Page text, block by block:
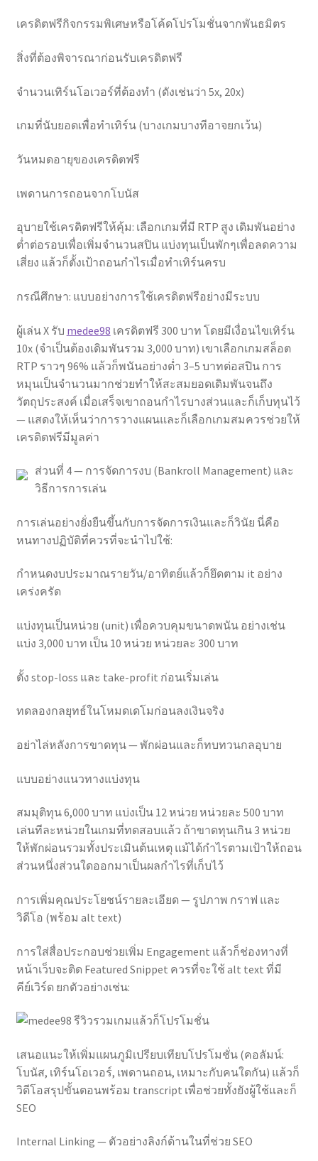
เครดิตฟรีกิจกรรมพิเศษหรือโค้ดโปรโมชั่นจากพันธมิตร
สิ่งที่ต้องพิจารณาก่อนรับเครดิตฟรี
จำนวนเทิร์นโอเวอร์ที่ต้องทำ (ดังเช่นว่า 5x, 20x)
เกมที่นับยอดเพื่อทำเทิร์น (บางเกมบางทีอาจยกเว้น)
วันหมดอายุของเครดิตฟรี
เพดานการถอนจากโบนัส
อุบายใช้เครดิตฟรีให้คุ้ม: เลือกเกมที่มี RTP สูง เดิมพันอย่าง
ต่ำต่อรอบเพื่อเพิ่มจำนวนสปิน แบ่งทุนเป็นพักๆเพื่อลดความ
เสี่ยง แล้วก็ตั้งเป้าถอนกำไรเมื่อทำเทิร์นครบ
กรณีศึกษา: แบบอย่างการใช้เครดิตฟรีอย่างมีระบบ
ผู้เล่น X รับ medee98 เครดิตฟรี 300 บาท โดยมีเงื่อนไขเทิร์น
10x (จำเป็นต้องเดิมพันรวม 3,000 บาท) เขาเลือกเกมสล็อต
RTP ราวๆ 96% แล้วก็พนันอย่างต่ำ 3–5 บาทต่อสปิน การ
หมุนเป็นจำนวนมากช่วยทำให้สะสมยอดเดิมพันจนถึง
วัตถุประสงค์ เมื่อเสร็จเขาถอนกำไรบางส่วนและก็เก็บทุนไว้
— แสดงให้เห็นว่าการวางแผนและก็เลือกเกมสมควรช่วยให้
เครดิตฟรีมีมูลค่า
ส่วนที่ 4 — การจัดการงบ (Bankroll Management) และ
วิธีการการเล่น
การเล่นอย่างยั่งยืนขึ้นกับการจัดการเงินและก็วินัย นี่คือ
หนทางปฏิบัติที่ควรที่จะนำไปใช้:
กำหนดงบประมาณรายวัน/อาทิตย์แล้วก็ยึดตาม it อย่าง
เคร่งครัด
แบ่งทุนเป็นหน่วย (unit) เพื่อควบคุมขนาดพนัน อย่างเช่น
แบ่ง 3,000 บาท เป็น 10 หน่วย หน่วยละ 300 บาท
ตั้ง stop-loss และ take-profit ก่อนเริ่มเล่น
ทดลองกลยุทธ์ในโหมดเดโมก่อนลงเงินจริง
อย่าไล่หลังการขาดทุน — พักผ่อนและก็ทบทวนกลอุบาย
แบบอย่างแนวทางแบ่งทุน
สมมุติทุน 6,000 บาท แบ่งเป็น 12 หน่วย หน่วยละ 500 บาท
เล่นทีละหน่วยในเกมที่ทดสอบแล้ว ถ้าขาดทุนเกิน 3 หน่วย
ให้พักผ่อนรวมทั้งประเมินต้นเหตุ แม้ได้กำไรตามเป้าให้ถอน
ส่วนหนึ่งส่วนใดออกมาเป็นผลกำไรที่เก็บไว้
การเพิ่มคุณประโยชน์รายละเอียด — รูปภาพ กราฟ และ
วิดีโอ (พร้อม alt text)
การใส่สื่อประกอบช่วยเพิ่ม Engagement แล้วก็ช่องทางที่
หน้าเว็บจะติด Featured Snippet ควรที่จะใช้ alt text ที่มี
คีย์เวิร์ด ยกตัวอย่างเช่น:
เสนอแนะให้เพิ่มแผนภูมิเปรียบเทียบโปรโมชั่น (คอลัมน์:
โบนัส, เทิร์นโอเวอร์, เพดานถอน, เหมาะกับคนใดกัน) แล้วก็
วิดีโอสรุปขั้นตอนพร้อม transcript เพื่อช่วยทั้งยังผู้ใช้และก็
SEO
Internal Linking — ตัวอย่างลิงก์ด้านในที่ช่วย SEO